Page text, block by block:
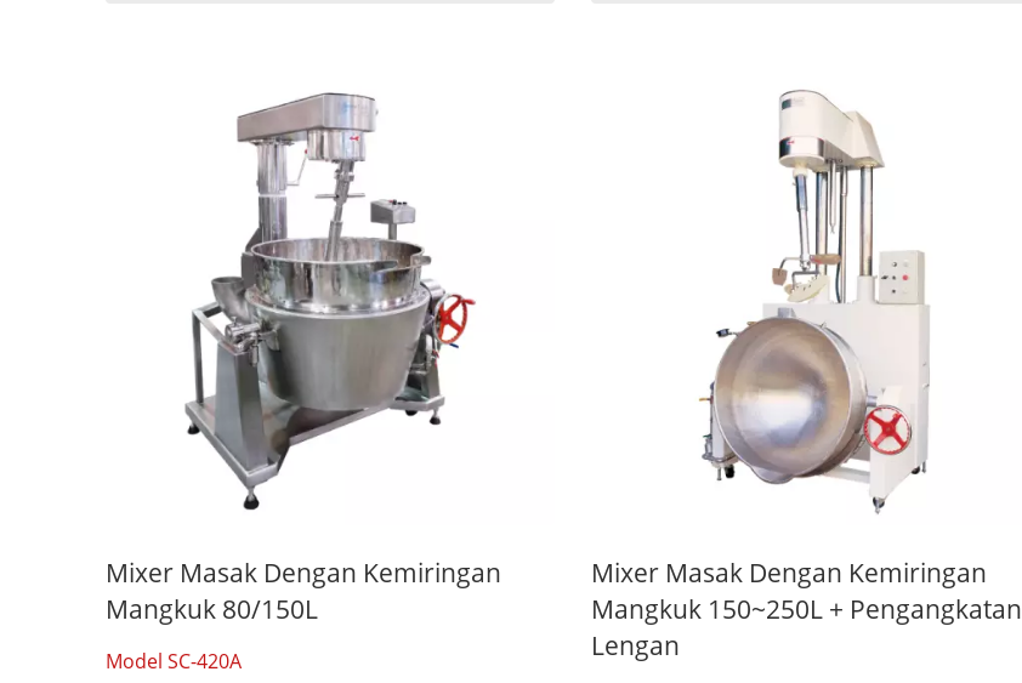
Mixer Masak Dengan Kemiringan
Mangkuk 80/150L
Model SC-420A
Mixer Masak Dengan Kemiringan
Mangkuk 150~250L + Pengangkatan
Lengan